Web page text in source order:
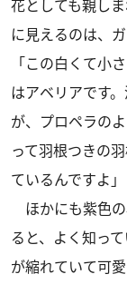
花としても親し
に見えるのは、
「この白くて小
はアベリアです
が、プロペラの
って羽根つきの
ているんですよ」
ほかにも紫色
ると、よく知っ
が縮れていて可